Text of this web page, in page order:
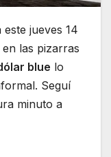
este jueves 14
las pizarras
blue lo
Seguí
minuto a